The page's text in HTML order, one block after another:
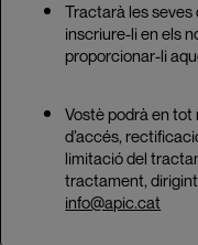
Tractarà les seves
inscriure-li en els
proporcionar-li
Vostè podrà en
d’accés,
limitació del
tractament,
info@apic.cat